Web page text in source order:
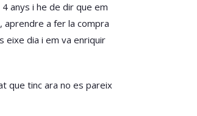
anys i he de dir que em
aprendre a fer la compra
eixe dia i em va enriquir
que tinc ara no es pareix